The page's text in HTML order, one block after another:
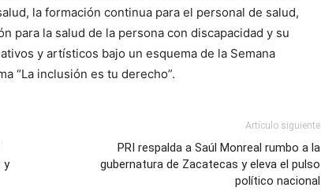
la formación continua para el personal de salud,
para la salud de la persona con discapacidad y su
y artísticos bajo un esquema de la Semana
“La inclusión es tu derecho”.
y
Artículo siguiente
PRI respalda a Saúl Monreal rumbo a la
gubernatura de Zacatecas y eleva el pulso
político nacional